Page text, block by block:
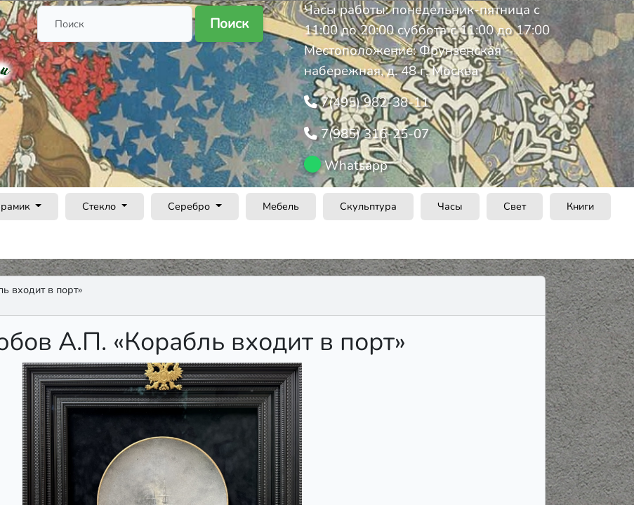
Поиск
Часы работы: понедельник-пятница с
11:00 до 20:00 суббота с 11:00 до 17:00
Местоположение: Фрунзенская
набережная, д. 48 г. Москва
7(495) 982-38-11
7(985) 316-25-07
Whatsapp
Стекло Серебро Мебель Скульптура Часы Свет Книги
входит в порт»
А.П. «Корабль входит в порт»